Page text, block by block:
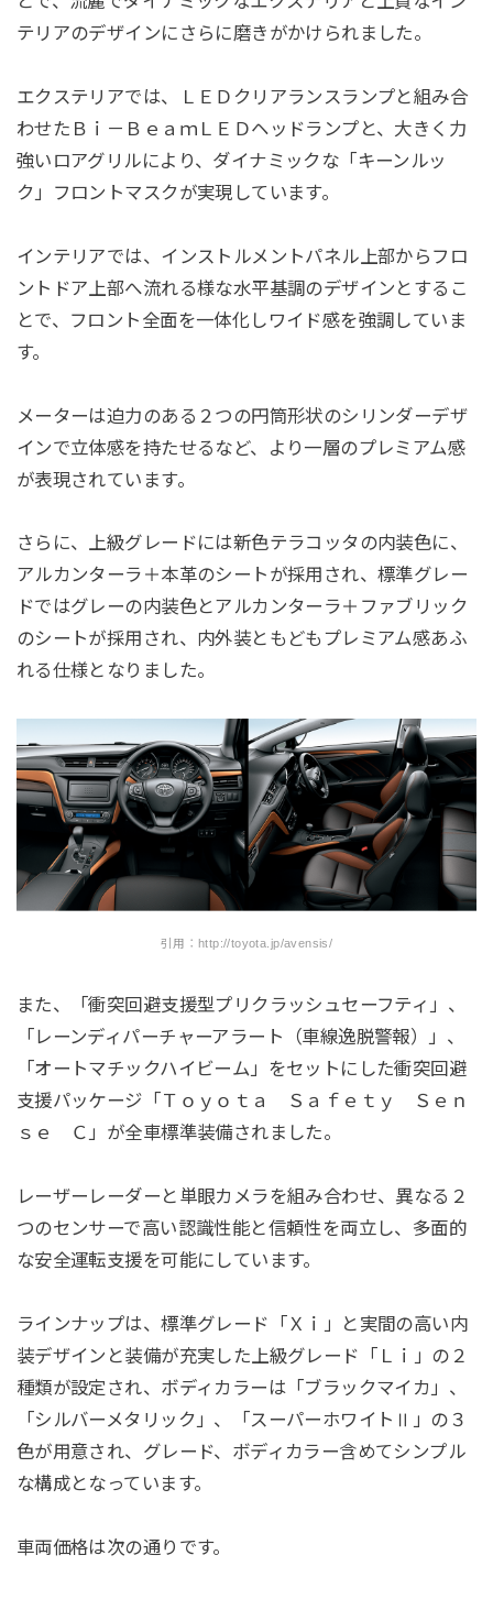
テリアのデザインにさらに磨きがかけられました。
エクステリアでは、ＬＥＤクリアランスランプと組み合
わせたＢｉ－ＢｅａｍＬＥＤヘッドランプと、大きく力
強いロアグリルにより、ダイナミックな「キーンルッ
ク」フロントマスクが実現しています。
インテリアでは、インストルメントパネル上部からフロ
ントドア上部へ流れる様な水平基調のデザインとするこ
とで、フロント全面を一体化しワイド感を強調していま
す。
メーターは迫力のある２つの円筒形状のシリンダーデザ
インで立体感を持たせるなど、より一層のプレミアム感
が表現されています。
さらに、上級グレードには新色テラコッタの内装色に、
アルカンターラ＋本革のシートが採用され、標準グレー
ドではグレーの内装色とアルカンターラ＋ファブリック
のシートが採用され、内外装ともどもプレミアム感あふ
れる仕様となりました。
引用：http://toyota.jp/avensis/
また、「衝突回避支援型プリクラッシュセーフティ」、
「レーンディパーチャーアラート（車線逸脱警報）」、
「オートマチックハイビーム」をセットにした衝突回避
支援パッケージ「Ｔｏｙｏｔａ Ｓａｆｅｔｙ Ｓｅｎ
ｓｅ Ｃ」が全車標準装備されました。
レーザーレーダーと単眼カメラを組み合わせ、異なる２
つのセンサーで高い認識性能と信頼性を両立し、多面的
な安全運転支援を可能にしています。
ラインナップは、標準グレード「Ｘｉ」と実間の高い内
装デザインと装備が充実した上級グレード「Ｌｉ」の２
種類が設定され、ボディカラーは「ブラックマイカ」、
「シルバーメタリック」、「スーパーホワイトⅡ」の３
色が用意され、グレード、ボディカラー含めてシンプル
な構成となっています。
車両価格は次の通りです。